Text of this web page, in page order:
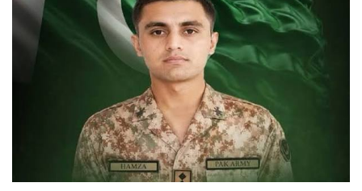
مجتبیٰ خامنہ ای کی صحت تشویشناک؟ ایرانی صدر بھی دوبدو ملاقات
کو مشکل قرار دے چکے ہیں
آبنائے ہرمز کھولنے کا معاہدہ تقریباً مکمل ، قومی سلامتی کونسل سے
منظوری باقی ہے: ایران
امریکا کو 5 قسم کے میزائلوں کی شدید قلت کا سامنا
جنرل ڈین کین نے صدر ٹرمپ کو ایران جنگ سے نکلنے کا مشورہ